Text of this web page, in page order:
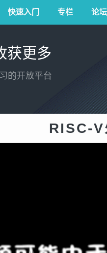
快速入门 专栏 论
获更多
的开放平台
RISC-V